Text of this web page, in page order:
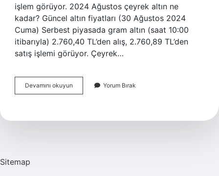
işlem görüyor. 2024 Ağustos çeyrek altın ne
kadar? Güncel altın fiyatları (30 Ağustos 2024
Cuma) Serbest piyasada gram altın (saat 10:00
itibarıyla) 2.760,40 TL’den alış, 2.760,89 TL’den
satış işlemi görüyor. Çeyrek…
Devamını okuyun
Ağustos
Altın
Yorum Bırak
Sitemap